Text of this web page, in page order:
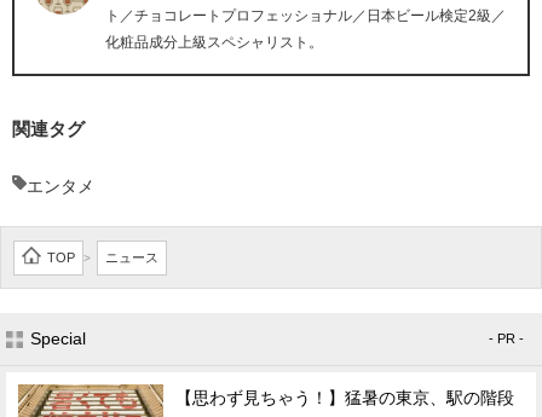
ト／チョコレートプロフェッショナル／日本ビール検定2級／
化粧品成分上級スペシャリスト。
関連タグ
エンタメ
TOP > ニュース
Special - PR -
【思わず見ちゃう！】猛暑の東京、駅の階段